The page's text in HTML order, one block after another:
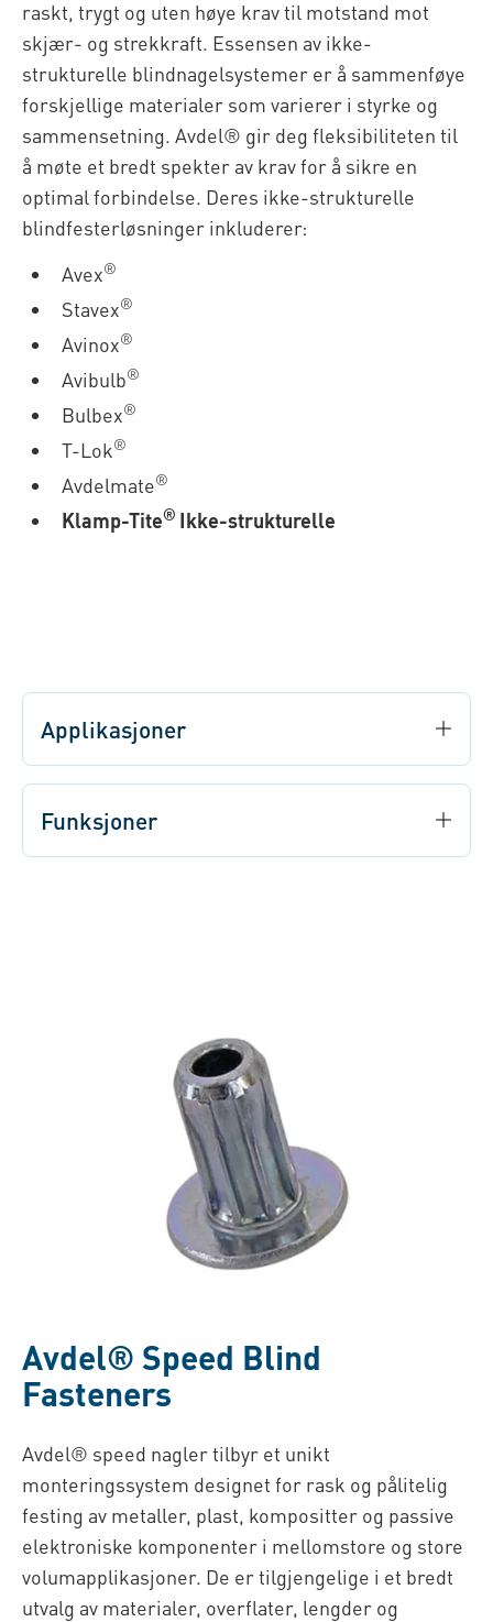
raskt, trygt og uten høye krav til motstand mot
skjær- og strekkraft. Essensen av ikke-
strukturelle blindnagelsystemer er å sammenføye
forskjellige materialer som varierer i styrke og
sammensetning. Avdel® gir deg fleksibiliteten til
å møte et bredt spekter av krav for å sikre en
optimal forbindelse. Deres ikke-strukturelle
blindfesterløsninger inkluderer:
Avex®
Stavex®
Avinox®
Avibulb®
Bulbex®
T-Lok®
Avdelmate®
Klamp-Tite® Ikke-strukturelle
Applikasjoner
Funksjoner
Avdel® Speed Blind
Fasteners
Avdel® speed nagler tilbyr et unikt
monteringssystem designet for rask og pålitelig
festing av metaller, plast, kompositter og passive
elektroniske komponenter i mellomstore og store
volumapplikasjoner. De er tilgjengelige i et bredt
utvalg av materialer, overflater, lengder og